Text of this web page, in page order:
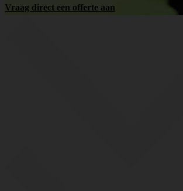
Vraag direct een offerte aan